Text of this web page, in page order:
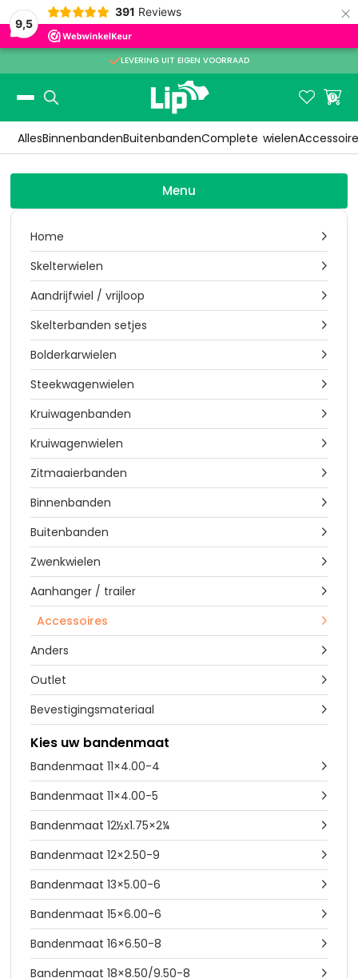
9,5
391 Reviews ×
LEVERING UIT EIGEN VOORRAAD
Slide 2 of 3.
 
0
AllesBinnenbandenBuitenbandenComplete wielen
Menu
Home 
Skelterwielen 
Aandrijfwiel / vrijloop 
Skelterbanden setjes 
Bolderkarwielen 
Steekwagenwielen 
Kruiwagenbanden 
Kruiwagenwielen 
Zitmaaierbanden 
Binnenbanden 
Buitenbanden 
Zwenkwielen 
Aanhanger / trailer 
Accessoires 
Anders 
Outlet 
Bevestigingsmateriaal 
Kies uw bandenmaat
Bandenmaat 11×4.00-4 
Bandenmaat 11×4.00-5 
Bandenmaat 12½x1.75×2¼ 
Bandenmaat 12×2.50-9 
Bandenmaat 13×5.00-6 
Bandenmaat 15×6.00-6 
Bandenmaat 16×6.50-8 
Bandenmaat 18×8.50/9.50-8 